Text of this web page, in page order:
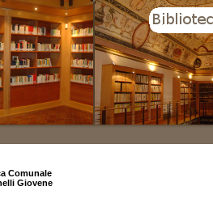
Comunale
Giovene